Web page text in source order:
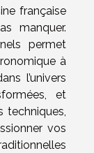
française
manquer.
permet
à
l’univers
et
techniques,
vos